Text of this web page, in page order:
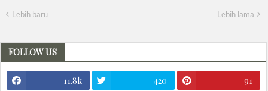
Lebih baru Lebih lama
FOLLOW US
11.8k 420 91